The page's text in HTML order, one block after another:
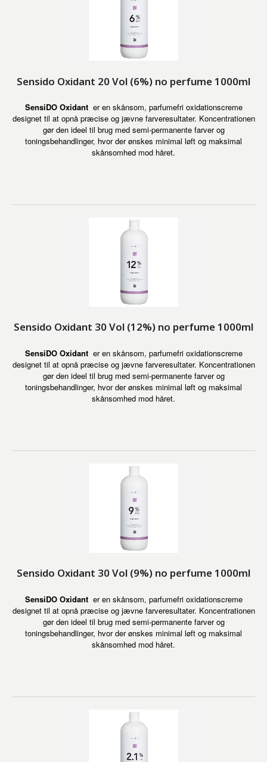
Sensido Oxidant 20 Vol (6%) no perfume 1000ml
SensiDO Oxidant er en skånsom, parfumefri oxidationscreme
designet til at opnå præcise og jævne farveresultater. Koncentrationen
gør den ideel til brug med semi-permanente farver og
toningsbehandlinger, hvor der ønskes minimal løft og maksimal
skånsomhed mod håret.
Sensido Oxidant 30 Vol (12%) no perfume 1000ml
SensiDO Oxidant er en skånsom, parfumefri oxidationscreme
designet til at opnå præcise og jævne farveresultater. Koncentrationen
gør den ideel til brug med semi-permanente farver og
toningsbehandlinger, hvor der ønskes minimal løft og maksimal
skånsomhed mod håret.
Sensido Oxidant 30 Vol (9%) no perfume 1000ml
SensiDO Oxidant er en skånsom, parfumefri oxidationscreme
designet til at opnå præcise og jævne farveresultater. Koncentrationen
gør den ideel til brug med semi-permanente farver og
toningsbehandlinger, hvor der ønskes minimal løft og maksimal
skånsomhed mod håret.